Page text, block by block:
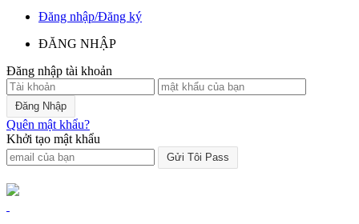
Đăng nhập/Đăng ký
ĐĂNG NHẬP
Đăng nhập tài khoản
Quên mật khẩu?
Khởi tạo mật khẩu